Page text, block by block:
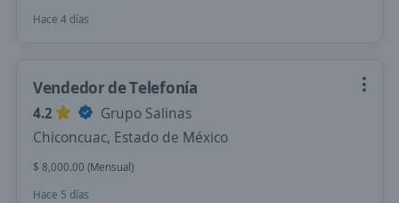
Hace 4 días
Vendedor de Telefonía
4.2
Grupo Salinas
Chiconcuac, Estado de México
$ 8,000.00 (Mensual)
Hace 5 días